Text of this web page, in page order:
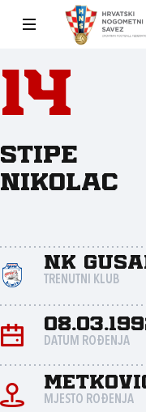
14
Stipe
Nikolac
NK
TRENUTNI KLUB
DATUM ROĐENJA
MJESTO ROĐENJA